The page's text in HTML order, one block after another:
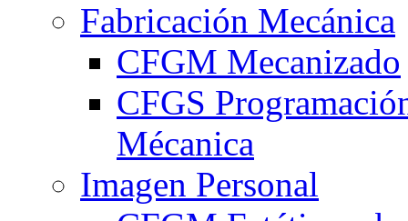
Fabricación Mecánica
CFGM Mecanizado
CFGS
Mécanica
Imagen Personal